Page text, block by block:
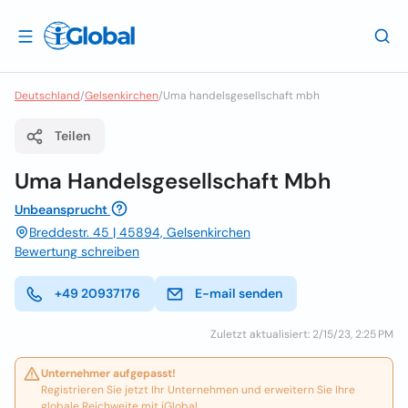
Deutschland/Gelsenkirchen/Uma handelsgesellschaft mbh
Teilen
Uma Handelsgesellschaft Mbh
Unbeansprucht
Breddestr. 45 | 45894, Gelsenkirchen
Bewertung schreiben
+49 20937176 E-mail senden
Zuletzt aktualisiert: 2/15/23, 2:25 PM
Unternehmer aufgepasst!
Registrieren Sie jetzt Ihr Unternehmen und erweitern Sie Ihre